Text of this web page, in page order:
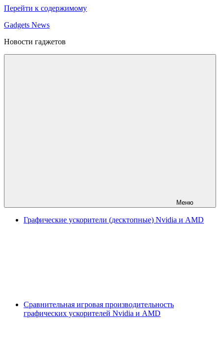
Перейти к содержимому
Gadgets News
Новости гаджетов
Меню
Графические ускорители (десктопные) Nvidia и AMD
Сравнительная игровая производительность
графических ускорителей Nvidia и AMD